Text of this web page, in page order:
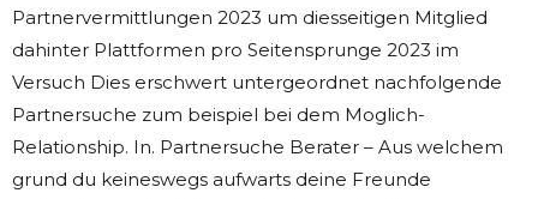
Partnervermittlungen 2023 um diesseitigen Mitglied
dahinter Plattformen pro Seitensprunge 2023 im
Versuch Dies erschwert untergeordnet nachfolgende
Partnersuche zum beispiel bei dem Moglich-
Relationship. In. Partnersuche Berater – Aus welchem
grund du keineswegs aufwarts deine Freunde